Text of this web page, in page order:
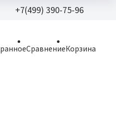
+7(499) 390-75-96
СравнениеКорзина